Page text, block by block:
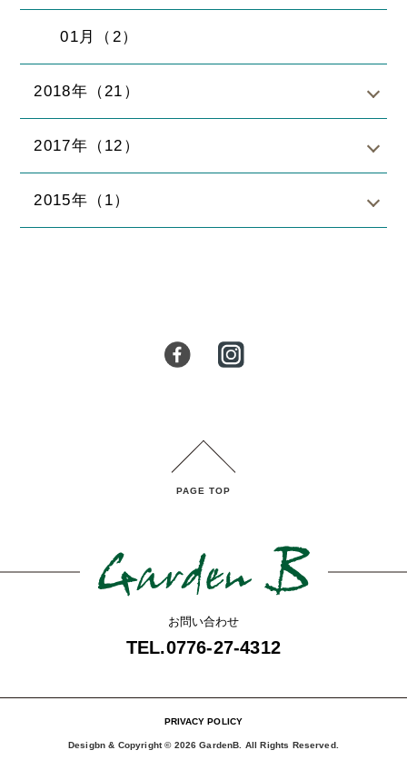
01月（2）
2018年（21）
2017年（12）
2015年（1）
PAGE TOP
お問い合わせ
TEL.0776-27-4312
PRIVACY POLICY
Desigbn & Copyright © 2026 GardenB. All Rights Reserved.